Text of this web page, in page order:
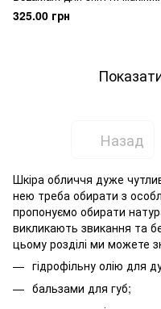
100 мл
325.00 грн
Назад
Шкіра обличчя дуже
нею треба обирати з
пропонуємо обирати
викликають звикання та
цьому розділі ми можете
гідрофільну олію для
бальзами для губ;